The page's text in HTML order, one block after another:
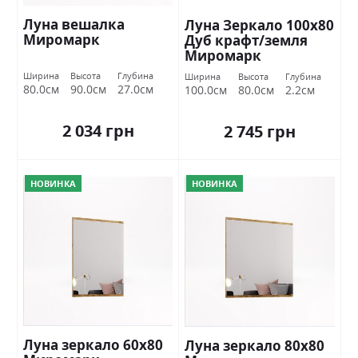
Луна вешалка
Миромарк
Ширина
80.0см
Высота
90.0см
Глубина
27.0см
2 034 грн
Луна Зеркало 100х80
Дуб крафт/земля
Миромарк
Ширина
100.0см
Высота
80.0см
Глубина
2.2см
2 745 грн
НОВИНКА
Луна зеркало 60х80
НОВИНКА
Луна зеркало 80х80